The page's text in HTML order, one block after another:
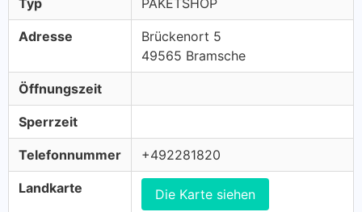
Typ PAKETSHOP
Adresse
Brückenort 5
49565 Bramsche
Öffnungszeit
Sperrzeit
Telefonnummer +492281820
Landkarte Die Karte siehen